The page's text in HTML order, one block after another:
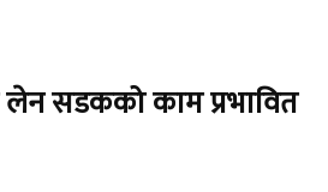
लेन सडकको काम प्रभावित